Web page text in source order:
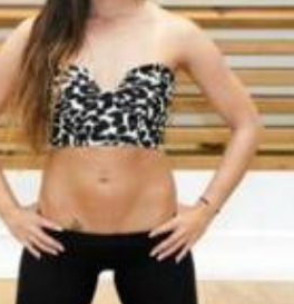
ΝΜ
Ένα μεγάλο και
Κ
ΚΟΡΥΔΑΛΛOΣ
Το pilates έχει τον
Κορυδαλλό
ΠΕΥ
ΠΕΥΚΗ
Η εξέλιξη της
ΠΣ
ΠΕΡΙΣΤΈΡΙ
Προορισμός Pilates